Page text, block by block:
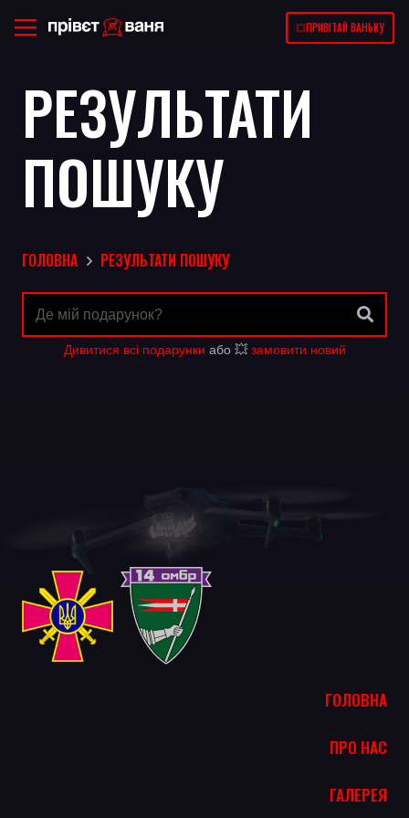
💥ПРИВІТАЙ ВАНЬКУ
РЕЗУЛЬТАТИ
ПОШУКУ
ГОЛОВНА РЕЗУЛЬТАТИ ПОШУКУ
Дивитися всі подарунки або 💥замовити новий
ГОЛОВНА
ПРО НАС
ГАЛЕРЕЯ